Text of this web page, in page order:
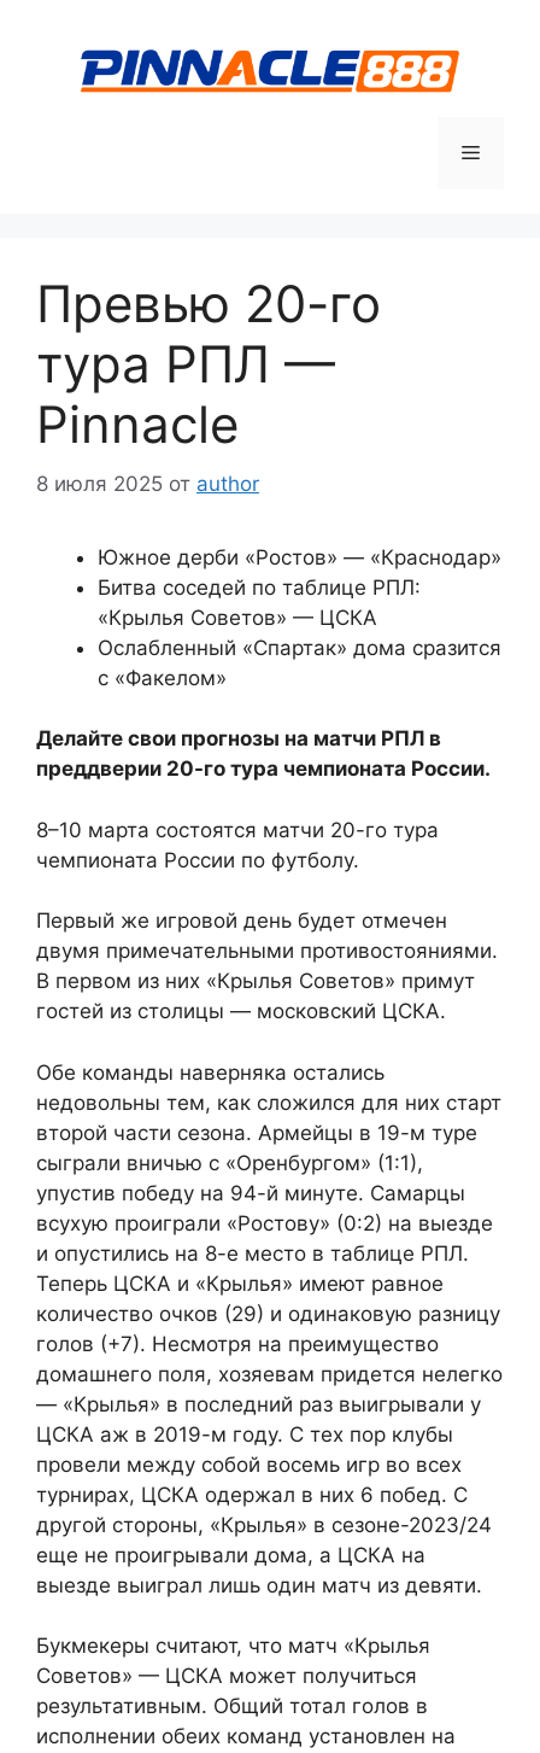
содержимому
Меню
Превью 20-го
тура РПЛ —
Pinnacle
8 июля 2025 от author
Южное дерби «Ростов» — «Краснодар»
Битва соседей по таблице РПЛ:
«Крылья Советов» — ЦСКА
Ослабленный «Спартак» дома сразится
с «Факелом»
Делайте свои прогнозы на матчи РПЛ в
преддверии 20-го тура чемпионата России.
8–10 марта состоятся матчи 20-го тура
чемпионата России по футболу.
Первый же игровой день будет отмечен
двумя примечательными противостояниями.
В первом из них «Крылья Советов» примут
гостей из столицы — московский ЦСКА.
Обе команды наверняка остались
недовольны тем, как сложился для них старт
второй части сезона. Армейцы в 19-м туре
сыграли вничью с «Оренбургом» (1:1),
упустив победу на 94-й минуте. Самарцы
всухую проиграли «Ростову» (0:2) на выезде
и опустились на 8-е место в таблице РПЛ.
Теперь ЦСКА и «Крылья» имеют равное
количество очков (29) и одинаковую разницу
голов (+7). Несмотря на преимущество
домашнего поля, хозяевам придется нелегко
— «Крылья» в последний раз выигрывали у
ЦСКА аж в 2019-м году. С тех пор клубы
провели между собой восемь игр во всех
турнирах, ЦСКА одержал в них 6 побед. С
другой стороны, «Крылья» в сезоне-2023/24
еще не проигрывали дома, а ЦСКА на
выезде выиграл лишь один матч из девяти.
Букмекеры считают, что матч «Крылья
Советов» — ЦСКА может получиться
результативным. Общий тотал голов в
исполнении обеих команд установлен на